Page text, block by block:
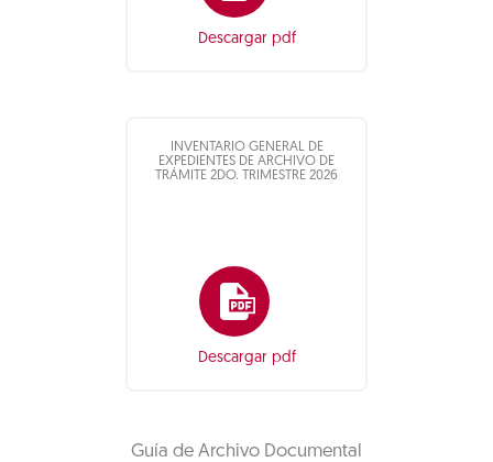
Descargar pdf
INVENTARIO GENERAL DE
EXPEDIENTES DE ARCHIVO DE
TRÁMITE 2DO. TRIMESTRE 2026
Descargar pdf
Guía de Archivo Documental